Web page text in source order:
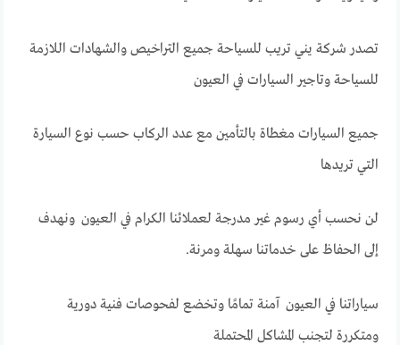
تصدر شركة يني تريب للسياحة جميع التراخيص والشهادات اللازمة
للسياحة وتاجير السيارات في العيون
جميع السيارات مغطاة بالتأمين مع عدد الركاب حسب نوع السيارة
التي تريدها
لن نحسب أي رسوم غير مدرجة لعملائنا الكرام في العيون ونهدف
إلى الحفاظ على خدماتنا سهلة ومرنة.
سياراتنا في العيون آمنة تمامًا وتخضع لفحوصات فنية دورية
ومتكررة لتجنب المشاكل المحتملة